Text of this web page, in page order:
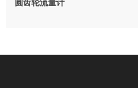
圆齿轮流量计